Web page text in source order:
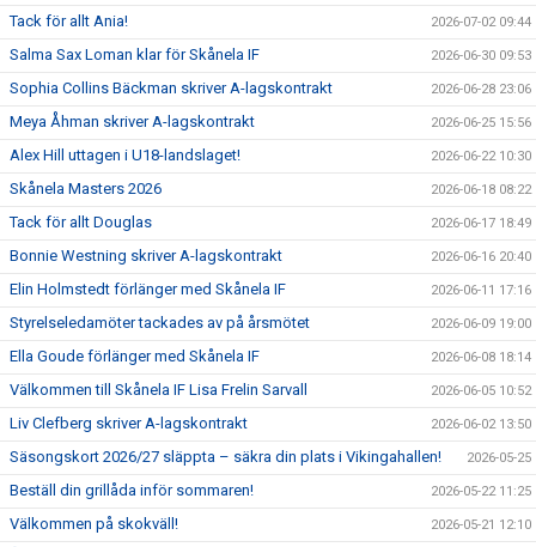
Tack för allt Ania! 2026-07-02 09:44
Salma Sax Loman klar för Skånela IF 2026-06-30 09:53
Sophia Collins Bäckman skriver A-lagskontrakt 2026-06-28 23:06
Meya Åhman skriver A-lagskontrakt 2026-06-25 15:56
Alex Hill uttagen i U18-landslaget! 2026-06-22 10:30
Skånela Masters 2026 2026-06-18 08:22
Tack för allt Douglas 2026-06-17 18:49
Bonnie Westning skriver A-lagskontrakt 2026-06-16 20:40
Elin Holmstedt förlänger med Skånela IF 2026-06-11 17:16
Styrelseledamöter tackades av på årsmötet 2026-06-09 19:00
Ella Goude förlänger med Skånela IF 2026-06-08 18:14
Välkommen till Skånela IF Lisa Frelin Sarvall 2026-06-05 10:52
Liv Clefberg skriver A-lagskontrakt 2026-06-02 13:50
Säsongskort 2026/27 släppta – säkra din plats i Vikingahallen! 2026-05-25
Beställ din grillåda inför sommaren! 2026-05-22 11:25
Välkommen på skokväll! 2026-05-21 12:10